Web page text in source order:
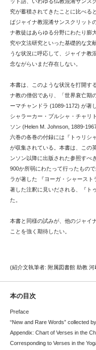
ット語、いわゆる仏教混淆サンス
究が蓄積されてきたことに比べる
ばジャイナ教混淆サンスクリット
ナ教徒はあらゆる分野にわたり膨
究や文法研究といった基礎的な文
うな状況に呼応して、ジャイナ教
念ながらいまだ存在しない。
本書は、このような状況を打開す
ナ教の僧侶であり、「世界衰亡期
ーマチャンドラ (1089-1172) が著
シャラーカー・プルシャ・チャリ
ソン (Helen M. Johnson, 1889-
六巻の各巻の付録には『トゥリシ
が収集されている。本書は、この
ンソン以降に出版された参照すべ
900か所弱にわたって行ったもの
ラが著した 『ヨーガ・シャース
著した注釈に見いだされる、『ト
た。
本書と同様の試みが、他のジャイ
ことを強く期待したい。
(紹介文執筆者: 附属図書館 助教 河
本の目次
Preface
“New and Rare Words” collected
Appendix: Chart of Verses in the
Corresponding to Verses in the